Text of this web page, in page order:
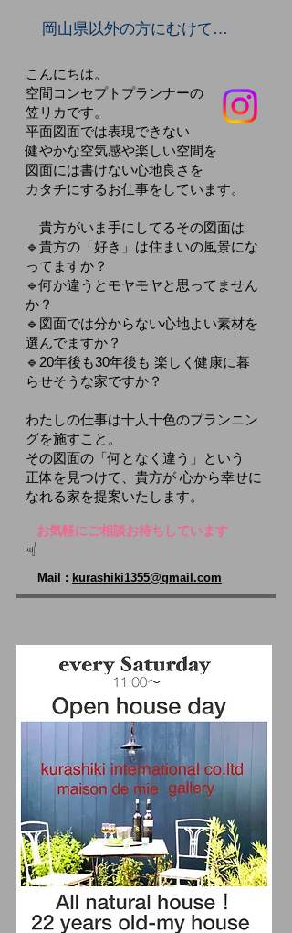
​岡山県以外の方にむけて…
こんにちは。
空間コンセプトプランナーの
笠リカです。
平面図面では表現できない
健やかな空気感や楽しい空間を
図面には書けない心地良さを
カタチにするお仕事をしています。
貴方がいま手にしてるその図面は
🔹貴方の「好き」は住まいの風景にな
ってますか？
🔹何か違うとモヤモヤと思ってません
か？
🔹図面では分からない心地よい素材を
選んでますか？
🔹20年後も30年後も 楽しく健康に暮
らせそうな家ですか？
わたしの仕事は十人十色のプランニン
グを施すこと。
その図面の「何となく違う」という
正体を見つけて、貴方が 心から幸せに
なれる家を提案いたします。
​お気軽にご相談お待ちしています
​☞
Mail : kurashiki1355@gmail.com